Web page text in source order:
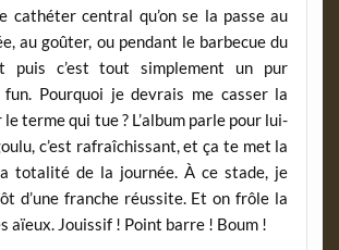
cathéter central qu’on se la passe au
au goûter, ou pendant le barbecue du
puis c’est tout simplement un pur
fun. Pourquoi je devrais me casser la
terme qui tue ? L’album parle pour lui-
c’est rafraîchissant, et ça te met la
totalité de la journée. À ce stade, je
d’une franche réussite. Et on frôle la
aïeux. Jouissif ! Point barre ! Boum !